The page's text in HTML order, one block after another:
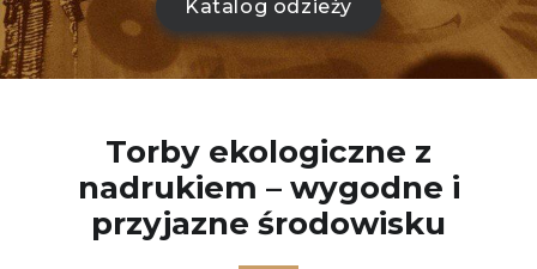
Katalog odzieży
Torby ekologiczne z
nadrukiem – wygodne i
przyjazne środowisku